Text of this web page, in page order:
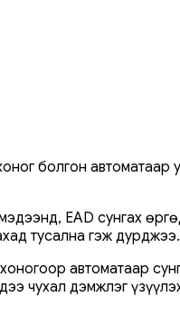
болгон автоматаар
EAD сунгах
тусална гэж дурджээ.
автоматаар
чухал дэмжлэг